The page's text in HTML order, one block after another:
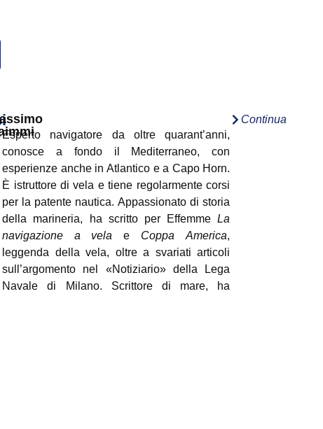
Esperto navigatore da oltre quarant’anni,
conosce a fondo il Mediterraneo, con
esperienze anche in Atlantico e a Capo Horn.
È istruttore di vela e tiene regolarmente corsi
per la patente nautica. Appassionato di storia
della marineria, ha scritto per Effemme La
navigazione a vela e Coppa America,
leggenda della vela, oltre a svariati articoli
sull’argomento nel «Notiziario» della Lega
Navale di Milano. Scrittore di mare, ha
Continua